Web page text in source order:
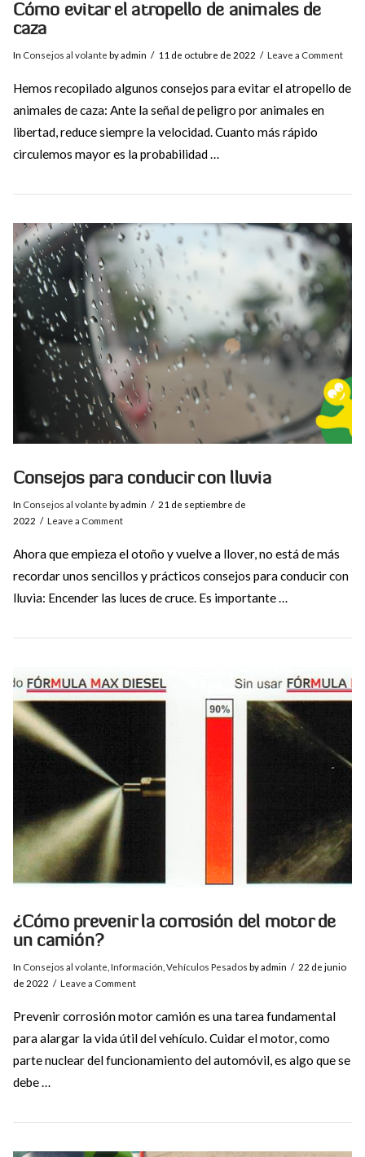
VIEW POST
Cómo evitar el atropello de animales de
caza
In Consejos al volante by admin 11 de octubre de 2022 Leave a Comment
Hemos recopilado algunos consejos para evitar el atropello de
animales de caza: Ante la señal de peligro por animales en
libertad, reduce siempre la velocidad. Cuanto más rápido
circulemos mayor es la probabilidad …
VIEW POST
Consejos para conducir con lluvia
In Consejos al volante by admin
21 de septiembre de
2022
Leave a Comment
Ahora que empieza el otoño y vuelve a llover, no está de más
recordar unos sencillos y prácticos consejos para conducir con
lluvia: Encender las luces de cruce. Es importante …
¿Cómo prevenir la corrosión del motor de
un camión?
In Consejos al volante Información Vehículos Pesados by admin
22 de junio
de 2022
Leave a Comment
Prevenir corrosión motor camión es una tarea fundamental
para alargar la vida útil del vehículo. Cuidar el motor, como
parte nuclear del funcionamiento del automóvil, es algo que se
debe …